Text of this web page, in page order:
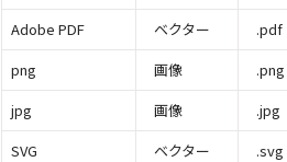
Adobe PDF
ベクター
.pdf
png
画像
.png
jpg
画像
.jpg
SVG
ベクター .svg